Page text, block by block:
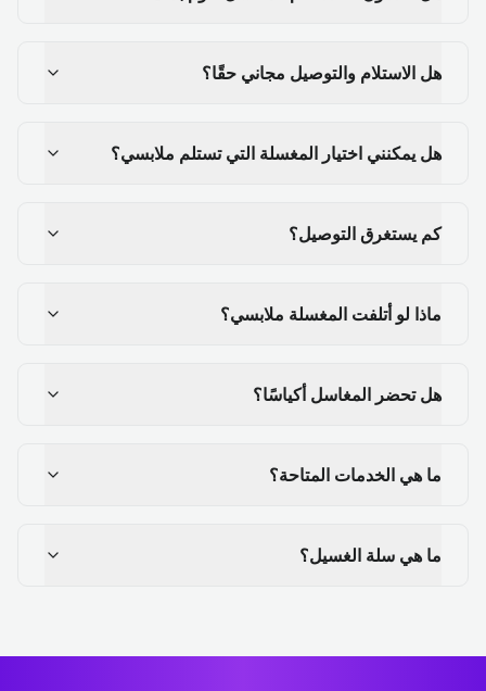
هل الاستلام والتوصيل مجاني حقًا؟
هل يمكنني اختيار المغسلة التي تستلم ملابسي؟
كم يستغرق التوصيل؟
ماذا لو أتلفت المغسلة ملابسي؟
هل تحضر المغاسل أكياسًا؟
ما هي الخدمات المتاحة؟
ما هي سلة الغسيل؟